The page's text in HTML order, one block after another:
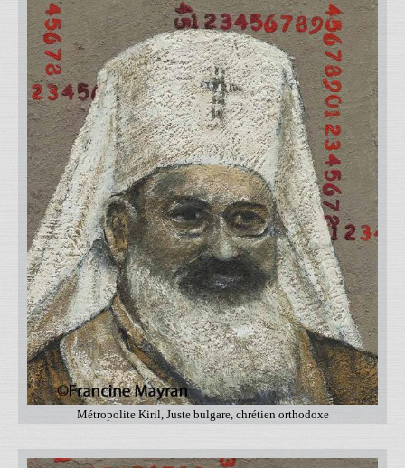
Métropolite Kiril, Juste bulgare, chrétien orthodoxe